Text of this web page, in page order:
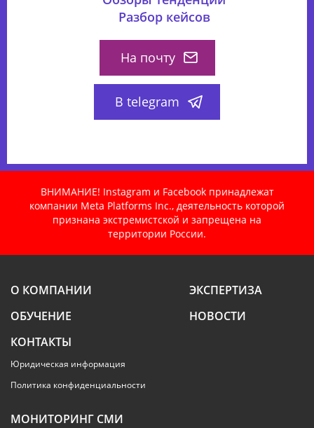
Разбор кейсов
На почту
В telegram
ВНИМАНИЕ! Instagram и Facebook принадлежат
компании Meta Platforms Inc., деятельность которой
признана экстремистской и запрещена на
территории России.
О КОМПАНИИ
ЭКСПЕРТИЗА
ОБУЧЕНИЕ
НОВОСТИ
КОНТАКТЫ
Юридическая информация
Политика конфиденциальности
МОНИТОРИНГ СМИ